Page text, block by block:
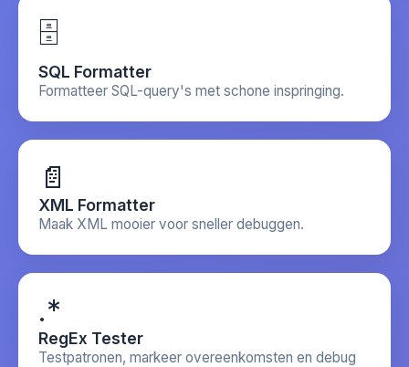
🗄️
SQL Formatter
Formatteer SQL-query's met schone inspringing.
📄
XML Formatter
Maak XML mooier voor sneller debuggen.
.*
RegEx Tester
Testpatronen, markeer overeenkomsten en debug